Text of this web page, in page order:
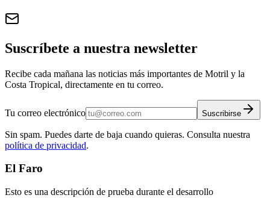
Suscríbete a nuestra newsletter
Recibe cada mañana las noticias más importantes de Motril y la
Costa Tropical, directamente en tu correo.
Tu correo electrónico Suscribirse
Sin spam. Puedes darte de baja cuando quieras. Consulta nuestra
política de privacidad.
El Faro
Esto es una descripción de prueba durante el desarrollo